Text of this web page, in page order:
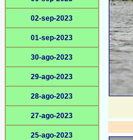
02-sep-2023
01-sep-2023
30-ago-2023
29-ago-2023
28-ago-2023
27-ago-2023
25-ago-2023